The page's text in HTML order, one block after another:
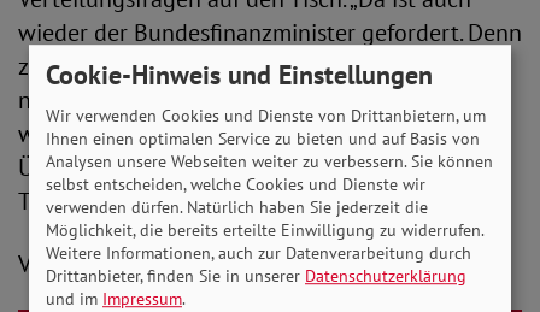
wieder der Bundesfinanzminister gefordert. Denn
zur Finanzierung der immensen Kosten muss
nach unserer Ansicht die Vermögenssteuer
wiedereingeführt werden und auch eine
Übergewinnsteuer von Energiemultis darf kein
Tabu mehr sein“, so SoVD-Präsident Bauer.
V.i.S.d.P.: Peter-Michael Zernechel
Cookie-Hinweis und Einstellungen
Wir verwenden Cookies und Dienste von Drittanbietern, um
Ihnen einen optimalen Service zu bieten und auf Basis von
Analysen unsere Webseiten weiter zu verbessern. Sie können
selbst entscheiden, welche Cookies und Dienste wir
verwenden dürfen. Natürlich haben Sie jederzeit die
Möglichkeit, die bereits erteilte Einwilligung zu widerrufen.
Weitere Informationen, auch zur Datenverarbeitung durch
Drittanbieter, finden Sie in unserer Datenschutzerklärung
und im Impressum.